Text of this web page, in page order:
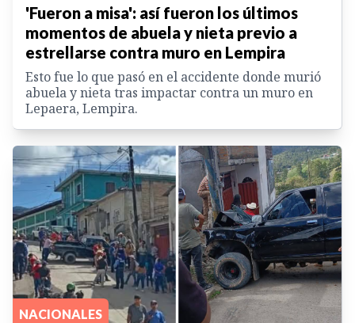
'Fueron a misa': así fueron los últimos
momentos de abuela y nieta previo a
estrellarse contra muro en Lempira
Esto fue lo que pasó en el accidente donde murió
abuela y nieta tras impactar contra un muro en
Lepaera, Lempira.
NACIONALES